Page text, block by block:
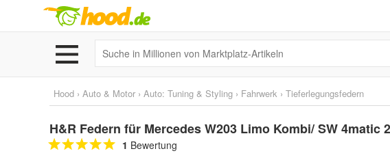
Hood › Auto & Motor › Auto: Tuning & Styling › Fahrwerk › Tieferlegungsfedern
H&R Federn für Mercedes W203 Limo Kombi/ SW 4matic
1 Bewertung